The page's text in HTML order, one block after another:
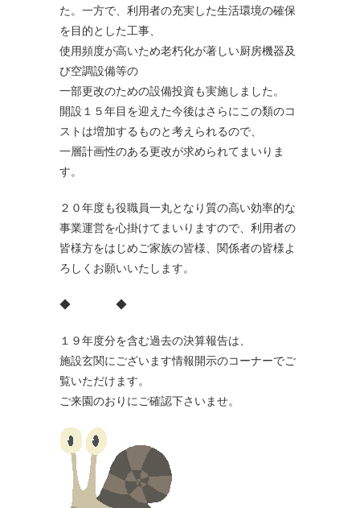
た。一方で、利用者の充実した生活環境の確保
を目的とした工事、
使用頻度が高いため老朽化が著しい厨房機器及
び空調設備等の
一部更改のための設備投資も実施しました。
開設１５年目を迎えた今後はさらにこの類のコ
ストは増加するものと考えられるので、
一層計画性のある更改が求められてまいりま
す。
２０年度も役職員一丸となり質の高い効率的な
事業運営を心掛けてまいりますので、利用者の
皆様方をはじめご家族の皆様、関係者の皆様よ
ろしくお願いいたします。
◆ ◆
１９年度分を含む過去の決算報告は、
施設玄関にございます情報開示のコーナーでご
覧いただけます。
ご来園のおりにご確認下さいませ。